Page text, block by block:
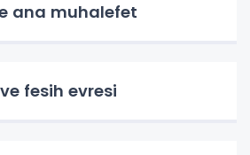
ana muhalefet
fesih evresi